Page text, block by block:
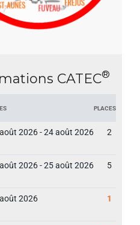
CATEC®
Places
2026 - 24 août 2026 2
2026 - 25 août 2026 5
2026 1